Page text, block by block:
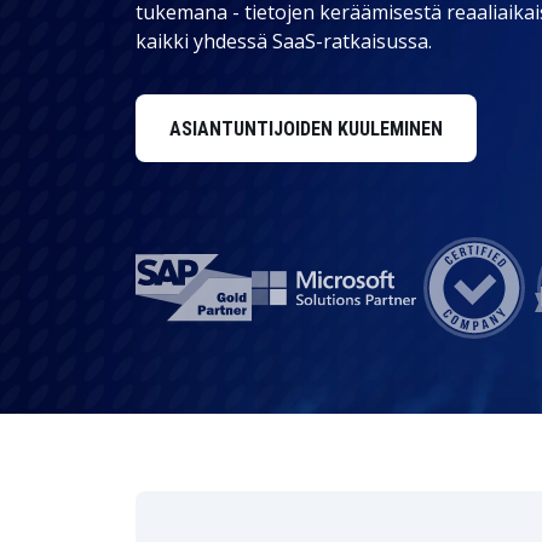
Henkilöstöhallinto
Data ja analytiikka
tukemana - tietojen keräämisestä
kaikki yhdessä SaaS-ratkaisussa.
ASIANTUNTIJOIDEN KUULEMINEN